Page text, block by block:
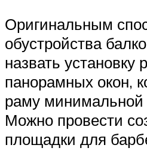
Оригинальным
обустройства
назвать установку
панорамных окон,
раму
Можно провести
площадки для